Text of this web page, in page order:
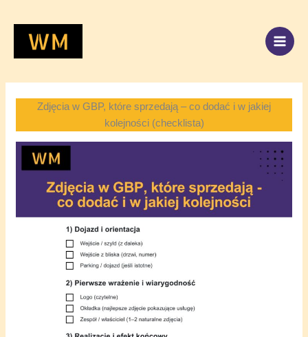
Zdjęcia w GBP, które sprzedają – co dodać i w jakiej
kolejności (checklista)